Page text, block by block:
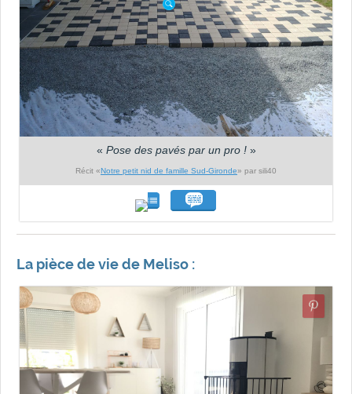
« Pose des pavés par un pro !»
Récit «Notre petit nid de famille Sud-Gironde» par sili40
La pièce de vie de Meliso :